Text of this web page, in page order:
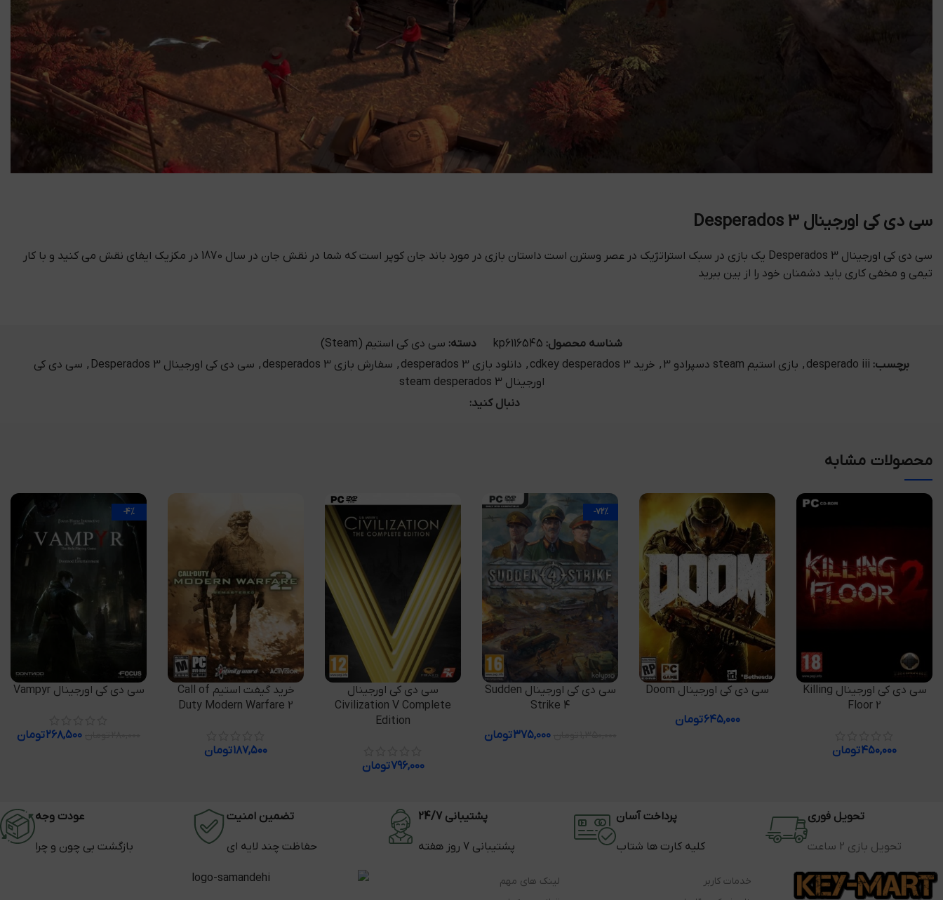
سی دی کی اورجینال Desperados 3
سی دی کی اورجینال Desperados 3 یک بازی در سبک استراتژیک در عصر وسترن است داستان بازی در مورد باند جان کوپر است که شما در نقش جان در سال 1870 در مکزیک ایفای نقش می کنید و با کار
تیمی و مخفی کاری باید دشمنان خود را از بین ببرید
شناسه محصول: kp6116545 دسته: سی دی کی استیم (Steam)
برچسب: desperado iii
, بازی استیم steam دسپرادو 3 , خرید cdkey desperados 3 , دانلود بازی desperados 3 , سفارش بازی desperados 3 , سی دی کی اورجینال Desperados 3 , سی دی کی
اورجینال steam desperados 3
دنبال کنید:
محصولات مشابه
افزودن به سبد خرید
سی دی کی اورجینال Killing
Floor 2
۴۵۰,۰۰۰تومان
افزودن به سبد خرید
سی دی کی اورجینال Doom
۶۴۵,۰۰۰تومان
-72%
افزودن به سبد خرید
سی دی کی اورجینال Sudden
Strike 4
۳۷۵,۰۰۰تومان
افزودن به سبد خرید
سی دی کی اورجینال
Civilization V Complete
Edition
۷۹۶,۰۰۰تومان
افزودن به سبد خرید
خرید گیفت استیم Call of
Duty Modern Warfare 2
۱۸۷,۵۰۰تومان
-4%
افزودن به سبد خرید
سی دی کی اورجینال Vampyr
۲۶۸,۵۰۰تومان
تحویل فوری
تحویل بازی 2 ساعت
پرداخت آسان
کلیه کارت ها شتاب
پشتیبانی 24/7
پشتیبانی 7 روز هفته
تضمین امنیت
حفاظت چند لایه ای
عودت وجه
بازگشت بی چون و چرا
خدمات کاربر لینک های مهم